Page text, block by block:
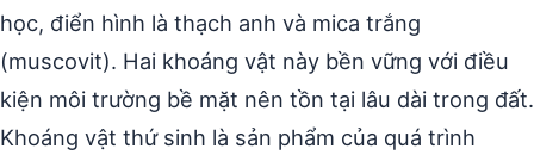
học, điển hình là thạch anh và mica trắng
(muscovit). Hai khoáng vật này bền vững với điều
kiện môi trường bề mặt nên tồn tại lâu dài trong đất.
Khoáng vật thứ sinh là sản phẩm của quá trình